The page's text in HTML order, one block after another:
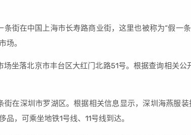
条街在中国上海市长寿路商业街，这里也被称为“假一
场。
场坐落北京市丰台区大红门北路51号。根据查询相关
街在深圳市罗湖区。根据相关信息显示，深圳海燕服
品，可乘坐地铁1号线、11号线到达。